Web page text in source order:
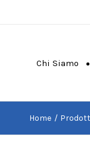
Chi Siamo
Home